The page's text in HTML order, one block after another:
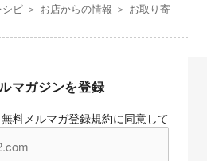
ピ ＞ お店からの情報 ＞ お取り寄
マガジンを登録
無料メルマガ登録規約に同意して